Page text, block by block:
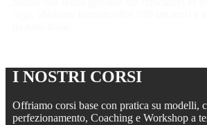
I NOSTRI CORSI
Offriamo corsi base con pratica su modelli,
perfezionamento, Coaching e Workshop a